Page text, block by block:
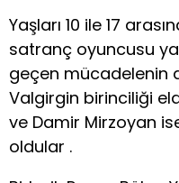
Yaşları 10 ile 17
satranç oyuncusu
geçen mücadelenin
Valgirgin birinciliği
ve Damir Mirzoyan
oldular .